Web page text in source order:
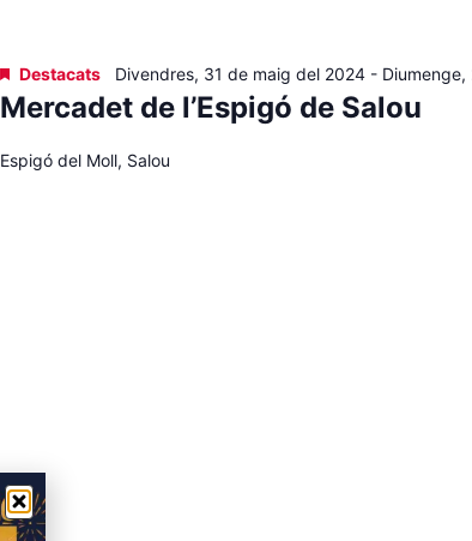
Mercadet de l’Espigó de Salou
Destacats Divendres, 31 de maig del 2024-
Espigó del Moll, Salou